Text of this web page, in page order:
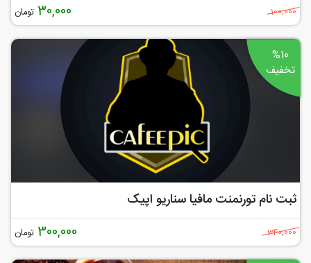
100,000
30,000 تومان
%10
تخفیف
ثبت نام تورنمنت مافیا سناریو اپیک
340,000
300,000 تومان